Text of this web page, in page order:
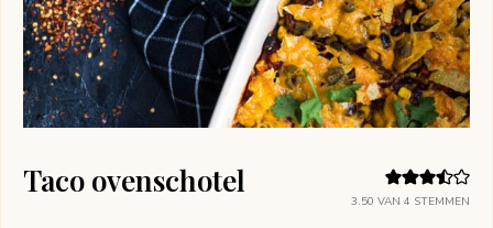
3.50 VAN 4 STEMMEN
Taco ovenschotel